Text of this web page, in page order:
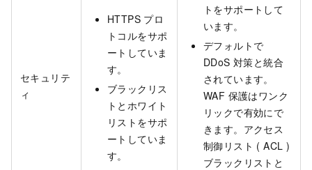
セキュリテ
ィ
HTTPS プロ
トコルをサポ
ートしていま
す。
ブラックリス
トとホワイト
リストをサポ
ートしていま
す。
トをサポートして
います。
デフォルトで
DDoS 対策と統合
されています。
WAF 保護はワンク
リックで有効にで
きます。アクセス
制御リスト ( ACL )
ブラックリストと